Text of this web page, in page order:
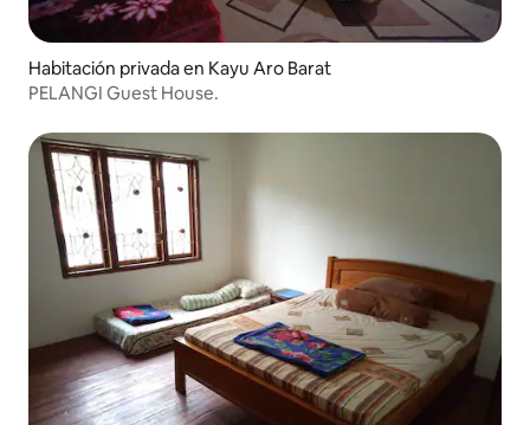
Habitación privada en Kayu Aro Barat
PELANGI Guest House.